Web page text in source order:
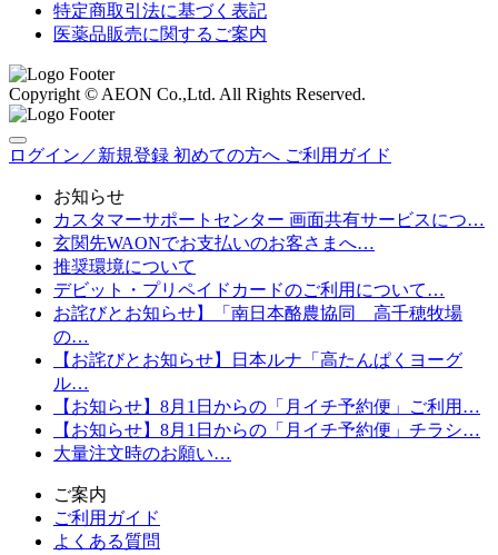
特定商取引法に基づく表記
医薬品販売に関するご案内
Copyright © AEON Co.,Ltd. All Rights Reserved.
ログイン／新規登録 初めての方へ ご利用ガイド
お知らせ
カスタマーサポートセンター 画面共有サービスにつ…
玄関先WAONでお支払いのお客さまへ…
推奨環境について
デビット・プリペイドカードのご利用について…
お詫びとお知らせ】「南日本酪農協同 高千穂牧場
の…
【お詫びとお知らせ】日本ルナ「高たんぱくヨーグ
ル…
【お知らせ】8月1日からの「月イチ予約便」ご利用…
【お知らせ】8月1日からの「月イチ予約便」チラシ…
大量注文時のお願い…
ご案内
ご利用ガイド
よくある質問